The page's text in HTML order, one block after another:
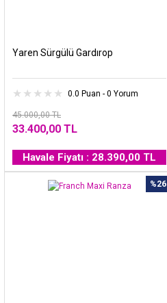
Yaren Sürgülü Gardırop
0.0 Puan - 0 Yorum
45.000,00 TL
33.400,00 TL
Havale Fiyatı : 28.390,00 TL
%26